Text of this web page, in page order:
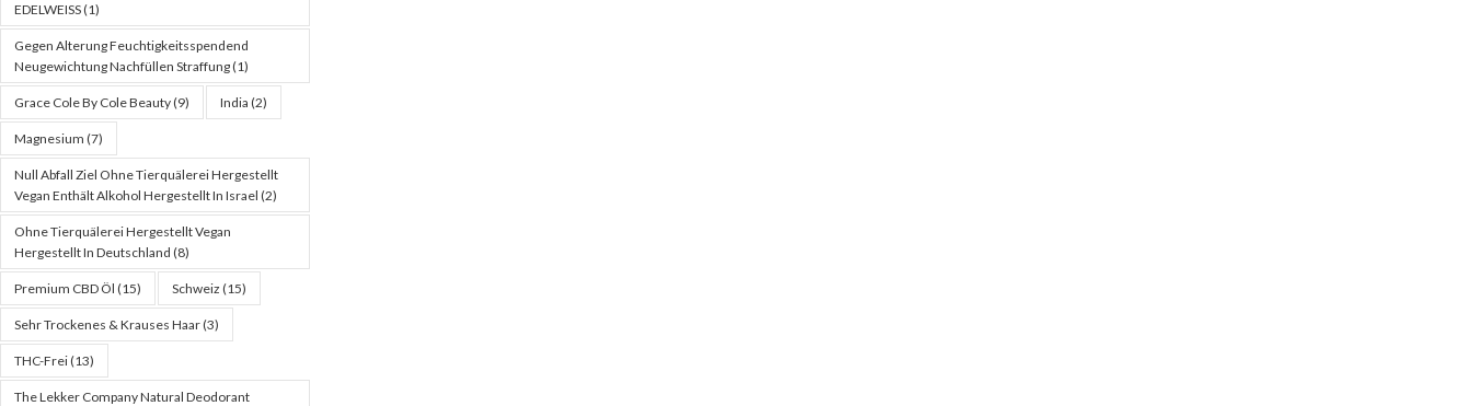
EDELWEISS(1)
Gegen Alterung Feuchtigkeitsspendend
Neugewichtung Nachfüllen Straffung(1)
Grace Cole By Cole Beauty(9) India (2)
Magnesium (7)
Null Abfall Ziel Ohne Tierquälerei Hergestellt
Vegan Enthält Alkohol Hergestellt In Israel (2)
Ohne Tierquälerei Hergestellt Vegan
Hergestellt In Deutschland (8)
Premium CBD Öl (15) Schweiz (15)
Sehr Trockenes & Krauses Haar(3)
THC-Frei(13)
The Lekker Company Natural Deodorant